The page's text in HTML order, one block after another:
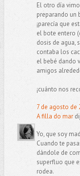
El otro día
preparando un
¡parecía que
el bote entero
dosis de agua,
contaba los
el bebé dando
amigos
¡cuánto nos
7 de agosto de
A filla do mar
Yo, que soy
Cuando te
dándole de
superfluo que
rodea.